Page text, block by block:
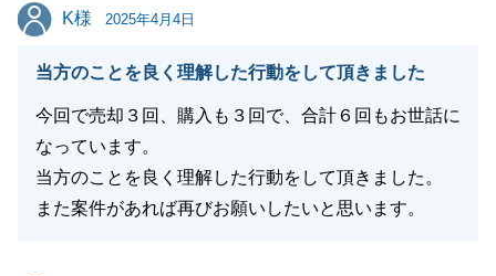
K様
K様 2025年4月4日
当方のことを良く理解した行動をして頂きました
今回で売却３回、購入も３回で、合計６回もお世話に
なっています。
当方のことを良く理解した行動をして頂きました。
また案件があれば再びお願いしたいと思います。